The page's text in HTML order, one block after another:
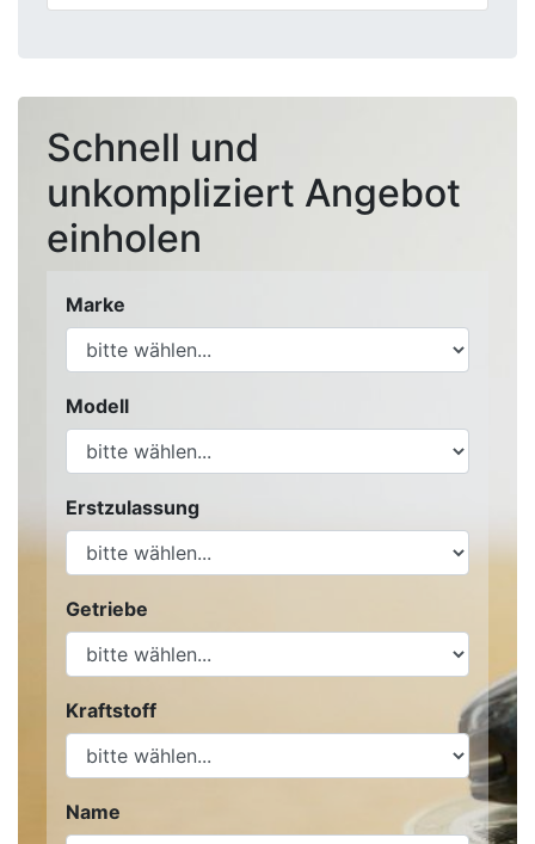
Schnell und
unkompliziert Angebot
einholen
Marke
Modell
Erstzulassung
Getriebe
Kraftstoff
Name